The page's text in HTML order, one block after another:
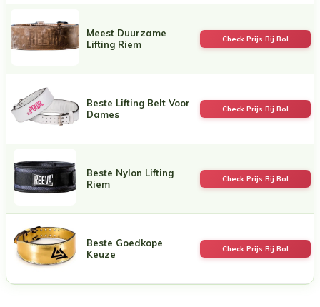
Meest Duurzame
Lifting Riem
Check Prijs Bij Bol
Beste Lifting Belt Voor
Dames
Check Prijs Bij Bol
Beste Nylon Lifting
Riem
Check Prijs Bij Bol
Beste Goedkope
Keuze
Check Prijs Bij Bol